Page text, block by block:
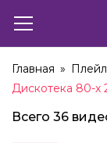
Главная »
Дискотека 80-х
Всего 36